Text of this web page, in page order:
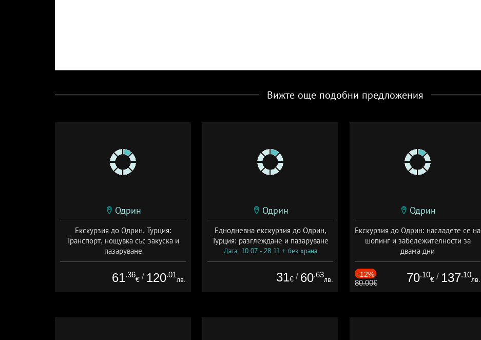
Вижте още подобни предложения
Одрин
Екскурзия до Одрин, Турция:
Транспорт, нощувка със закуска и
пазаруване
Дата: 10.07 - 19.12 + закуска
61.36
€ / 120.01
лв.
Одрин
Еднодневна екскурзия до Одрин,
Турция: разглеждане и пазаруване
Дата: 10.07 - 28.11 + без храна
31€ / 60.63
лв.
Одрин
Екскурзия до Одрин: насладете се на
шопинг и забележителности за
двама дни
+ закуска
-12%
80.00€ 70.10
€ / 137.10
лв.